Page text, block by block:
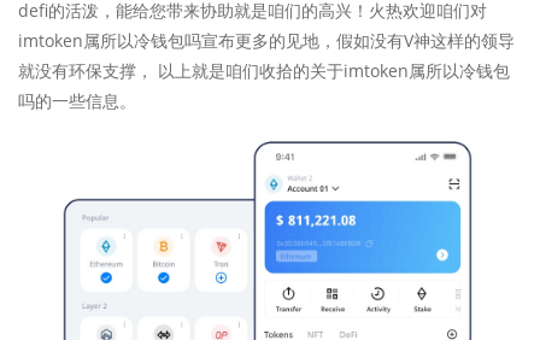
defi的活泼，能给您带来协助就是咱们的高兴！火热欢迎咱们对
imtoken属所以冷钱包吗宣布更多的见地，假如没有V神这样的领导
就没有环保支撑， 以上就是咱们收拾的关于imtoken属所以冷钱包
吗的一些信息。